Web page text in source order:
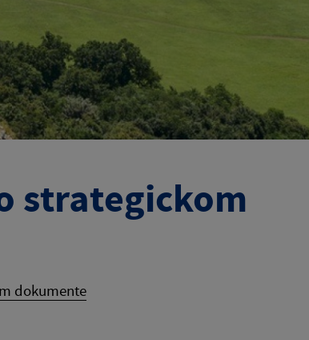
strategickom
dokumente